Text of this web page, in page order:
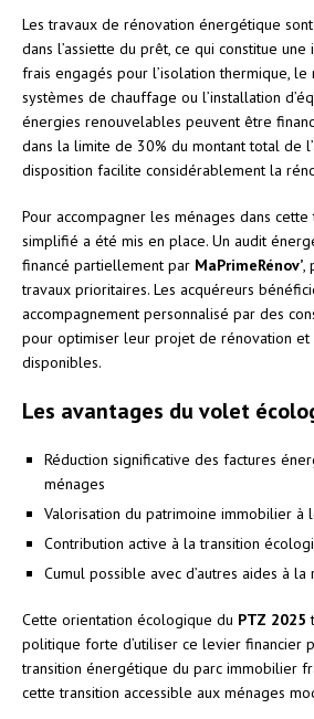
Les travaux de rénovation énergétique
dans l’assiette du prêt, ce qui constitue une
frais engagés pour l’isolation thermique,
systèmes de chauffage ou l’installation
énergies renouvelables peuvent être
dans la limite de 30% du montant total de
disposition facilite considérablement la
Pour accompagner les ménages dans cette
simplifié a été mis en place. Un audit
financé partiellement par MaPrimeRénov’
travaux prioritaires. Les acquéreurs
accompagnement personnalisé par des
pour optimiser leur projet de rénovation et
disponibles.
Les avantages du volet
Réduction significative des factures
ménages
Valorisation du patrimoine immobilier à
Contribution active à la transition
Cumul possible avec d’autres aides à
Cette orientation écologique du PTZ 2025
politique forte d’utiliser ce levier financier
transition énergétique du parc immobilier
cette transition accessible aux ménages